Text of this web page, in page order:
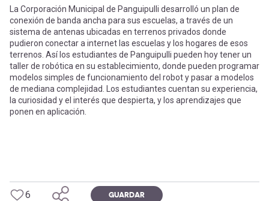
a
mi
cuenta
La Corporación Municipal de Panguipulli desarrolló un plan de
conexión de banda ancha para sus escuelas, a través de un
sistema de antenas ubicadas en terrenos privados donde
pudieron conectar a internet las escuelas y los hogares de esos
terrenos. Así los estudiantes de Panguipulli pueden hoy tener un
taller de robótica en su establecimiento, donde pueden programar
modelos simples de funcionamiento del robot y pasar a modelos
de mediana complejidad. Los estudiantes cuentan su experiencia,
la curiosidad y el interés que despierta, y los aprendizajes que
ponen en aplicación.
6 GUARDAR